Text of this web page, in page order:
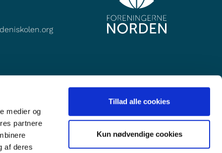
medier og
partnere
af deres
Tillad alle cookies
Kun nødvendige cookies